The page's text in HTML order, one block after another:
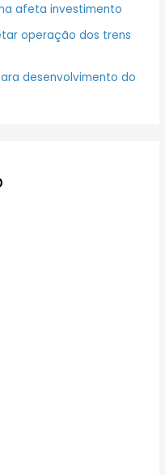
afeta investimento
operação dos trens
desenvolvimento do